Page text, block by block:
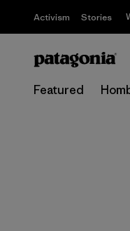
Activism Stories
Featured